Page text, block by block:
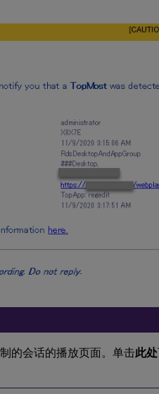
的会话的播放页面。单击此处